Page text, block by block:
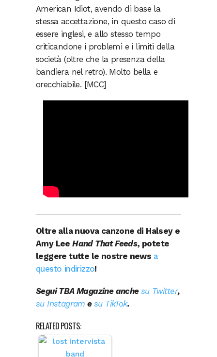
American Idiot, avendo di base la
stessa accettazione, in questo caso di
essere inglesi, e allo stesso tempo
criticandone i problemi e i limiti della
società (oltre che la presenza della
bandiera nel retro). Molto bella e
orecchiabile. [MCC]
Oltre alla nuova canzone di Halsey e
Amy LeeHand That Feeds, potete
leggere tutte le nostre news a
questo indirizzo!
Segui TBA Magazine anche su Twitter,
su Instagram esu TikTok.
RELATED POSTS: